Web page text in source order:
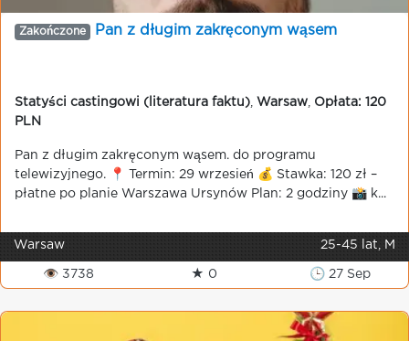
Zakończone Pan z długim zakręconym wąsem
Statyści castingowi (literatura faktu) Warsaw
Opłata: 120
PLN
Pan z długim zakręconym wąsem. do programu
telewizyjnego. 📍 Termin: 29 wrzesień 💰 Stawka: 120 zł –
płatne po planie Warszawa Ursynów Plan: 2 godziny 📸 k...
Warsaw 25-45 lat, M
👁 3738 ★ 0 🕒 27 Sep